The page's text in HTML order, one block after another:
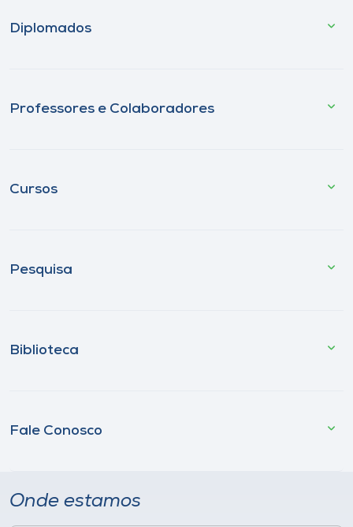
Diplomados
Professores e Colaboradores
Cursos
Pesquisa
Biblioteca
Fale Conosco
Onde estamos